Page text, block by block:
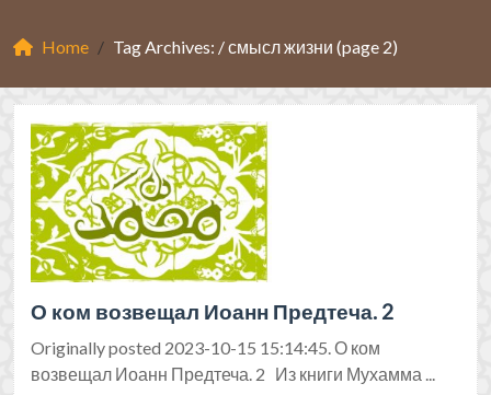
Home Tag Archives: / смысл жизни (page 2)
О ком возвещал Иоанн Предтеча. 2
Originally posted 2023-10-15 15:14:45. О ком
возвещал Иоанн Предтеча. 2 Из книги Мухамма ...